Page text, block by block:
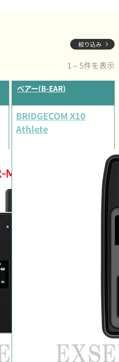
絞り込み
1～5件を表示
ベアー(B-EAR)
BRIDGECOM X10
Athlete